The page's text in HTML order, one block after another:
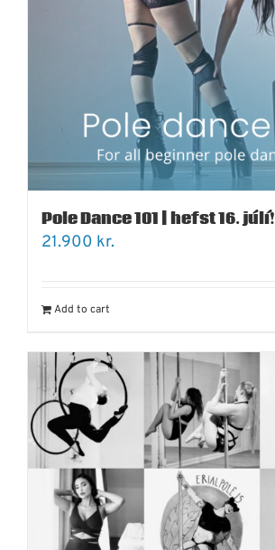
Pole Dance 101 | hefst 16. júlí!
21.900 kr.
Add to cart